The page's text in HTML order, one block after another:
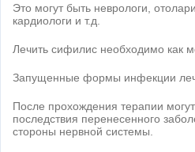
Это могут быть неврологи,
кардиологи и т.д.
Лечить сифилис необходимо как
Запущенные формы инфекции
После прохождения терапии
последствия перенесенного
стороны нервной системы.